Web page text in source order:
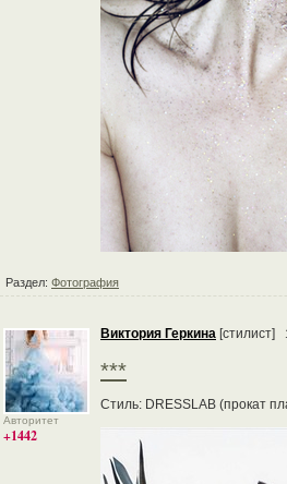
Раздел: Фотография
Авторитет
+1442
Виктория Геркина [стилист]
***
Стиль: DRESSLAB (прокат